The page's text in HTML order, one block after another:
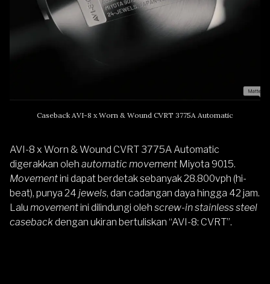
Caseback AVI-8 x Worn & Wound CVRT 3775A Automatic
AVI-8 x Worn & Wound CVRT 3775A Automatic
digerakkan oleh automatic movement Miyota 9015.
Movementini dapat berdetak sebanyak 28.800vph (hi-
beat), punya 24 jewels, dan cadangan daya hingga 42 jam.
Lalu movementini dilindungi oleh screw-in stainless steel
casebackdengan ukiran bertuliskan “AVI-8: CVRT”.